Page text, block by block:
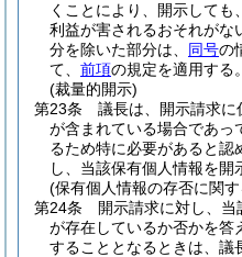
くことにより、開示しても
利益が害されるおそれがな
分を除いた部分は、 同号の
て、 前項の規定を適用する。
(裁量的開示)
第23条
議長は、開示請求に
が含まれている場合であっ
るため特に必要があると認
し、当該保有個人情報を開
(保有個人情報の存否に関
第24条
開示請求に対し、
が存在しているか否かを答
することとなるときは、議